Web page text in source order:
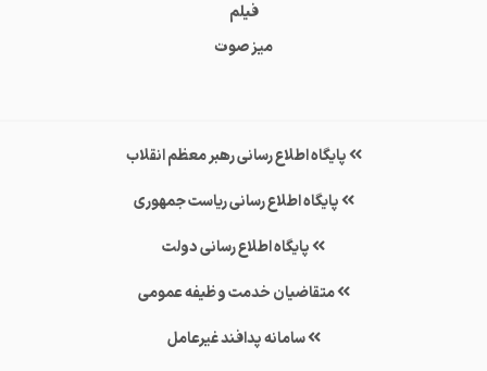
فیلم
میز صوت
پایگاه اطلاع رسانی رهبر معظم انقلاب
پایگاه اطلاع رسانی ریاست جمهوری
پایگاه اطلاع رسانی دولت
متقاضیان خدمت وظیفه عمومی
سامانه پدافند غیرعامل